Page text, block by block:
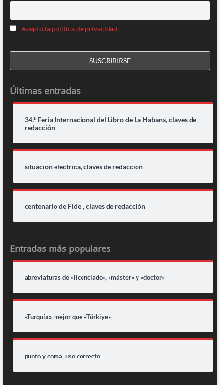
Acepto la política de privacidad.
Últimas entradas
34.ª Feria Internacional del Libro de La Habana, claves de
redacción
situación eléctrica, claves de redacción
centenario de Fidel, claves de redacción
Entradas más populares
abreviaturas de «licenciado», «máster» y «doctor»
«Turquía», mejor que «Türkiye»
punto y coma, uso correcto